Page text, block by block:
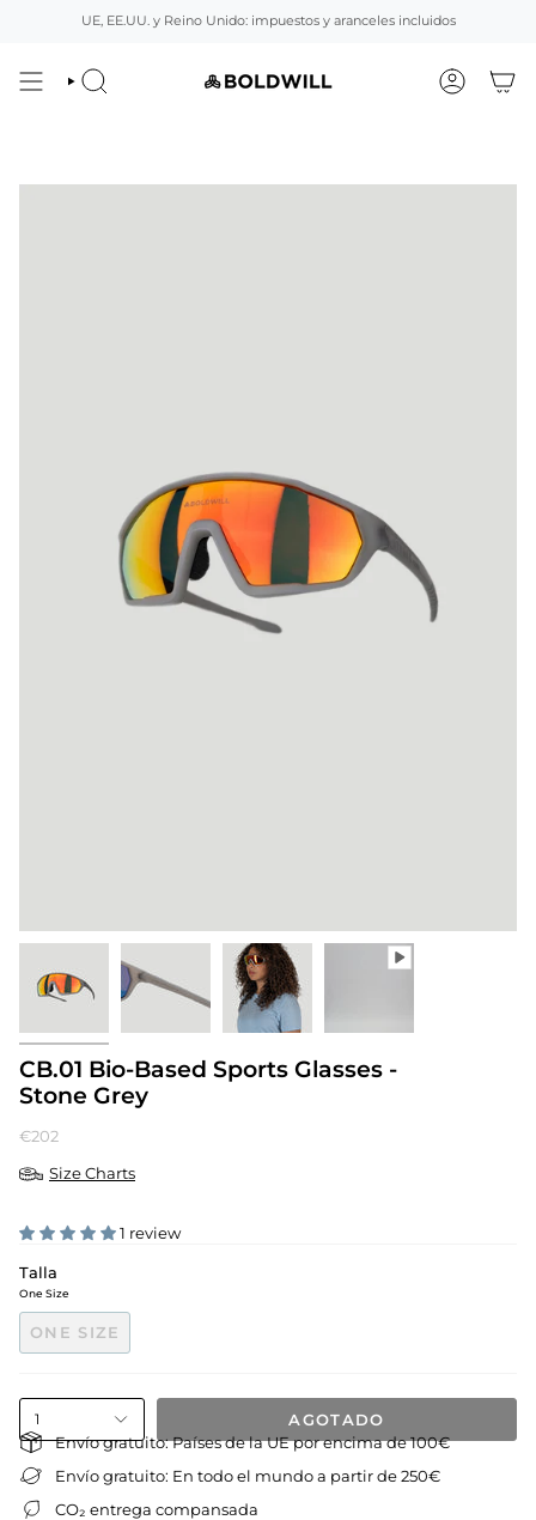
UE, EE.UU. y Reino Unido: impuestos y aranceles incluidos
BUSCAR CUENTA
CB.01 Bio-Based Sports Glasses -
Stone Grey
€202
Size Charts
1 review
Talla
One Size
ONE SIZE
1 AGOTADO
Envío gratuito: Países de la UE por encima de 100€
Envío gratuito: En todo el mundo a partir de 250€
CO₂ entrega compansada